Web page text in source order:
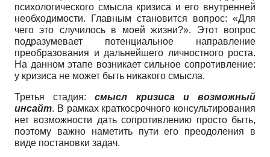
психологического смысла кризиса и его внутренней
необходимости. Главным становится вопрос: «Для
чего это случилось в моей жизни?». Этот вопрос
подразумевает потенциальное направление
преобразования и дальнейшего личностного роста.
На данном этапе возникает сильное сопротивление:
у кризиса не может быть никакого смысла.
Третья стадия:смысл кризиса и возможный
инсайт. В рамках краткосрочного консультирования
нет возможности дать сопротивлению просто быть,
поэтому важно наметить пути его преодоления в
виде постановки задач.